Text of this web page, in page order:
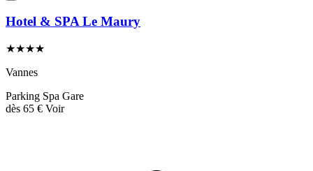
Hotel & SPA Le Maury
★★★★
Vannes
Parking Spa Gare
dès 65 € Voir